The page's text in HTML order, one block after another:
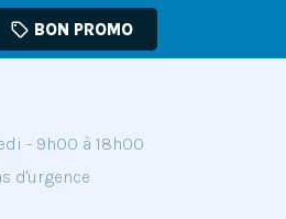
sell BON PROMO
- 9h00 à 18h00
d'urgence